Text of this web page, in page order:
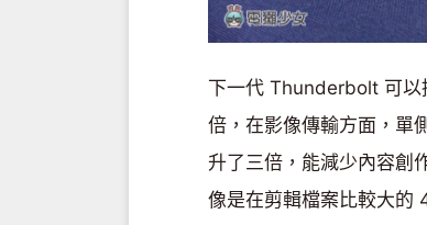
下一代 Thunderbolt 可
倍，在影像傳輸方面，單
升了三倍，能減少內容創
像是在剪輯檔案比較大的